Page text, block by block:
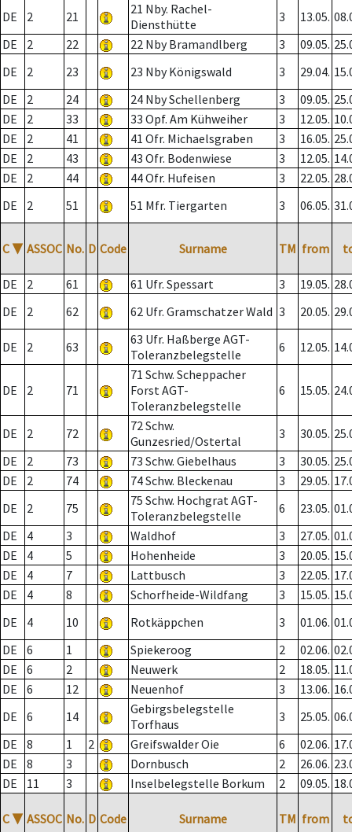
DE 2 21
21 Nby. Rachel-
Diensthütte
3 13.05.
DE
2 22 22 Nby Bramandlberg 3 09.05.
DE
2 23 23 Nby Königswald 3 29.04.
DE
2 24 24 Nby Schellenberg 3 09.05.
DE
2 33 33 Opf. Am Kühweiher 3 12.05.
DE
2 41 41 Ofr. Michaelsgraben 3 16.05.
DE
2 43 43 Ofr. Bodenwiese 3 12.05.
DE
2 44 44 Ofr. Hufeisen 3 22.05.
DE
2 51 51 Mfr. Tiergarten 3 06.05.
C ▼ ASSOC No. D Code Surname TM from
DE 2 61 61 Ufr. Spessart 3 19.05.
DE
2 62 62 Ufr. Gramschatzer Wald 3 20.05.
DE 2 63
63 Ufr. Haßberge AGT-
Toleranzbelegstelle
6 12.05.
DE 2 71
71 Schw. Scheppacher
Forst AGT-
Toleranzbelegstelle
6 15.05.
DE 2 72
72 Schw.
Gunzesried/Ostertal
3 30.05.
DE
2 73 73 Schw. Giebelhaus 3 30.05.
DE
2 74 74 Schw. Bleckenau 3 29.05.
DE
2 75
75 Schw. Hochgrat AGT-
Toleranzbelegstelle
6 23.05.
DE
4 3 Waldhof 3 27.05.
DE
4 5 Hohenheide 3 20.05.
DE
4 7 Lattbusch 3 22.05.
DE
4 8 Schorfheide-Wildfang 3 15.05.
DE
4 10 Rotkäppchen 3 01.06.
DE
6 1 Spiekeroog 2 02.06.
DE
6 2 Neuwerk 2 18.05.
DE
6 12 Neuenhof 3 13.06.
DE
6 14
Gebirgsbelegstelle
Torfhaus
3 25.05.
DE
8 1 2 Greifswalder Oie 6 02.06.
DE
8 3 Dornbusch 2 26.06.
DE
11 3 Inselbelegstelle Borkum 2 09.05.
C ▼ ASSOC No. D Code Surname TM from